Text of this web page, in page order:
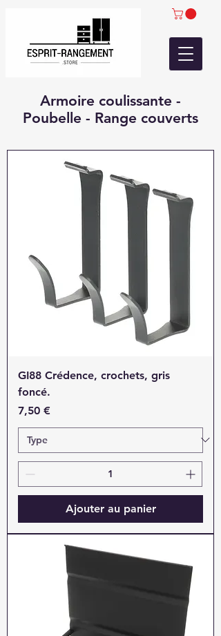
Armoire coulissante -
Poubelle - Range couverts
GI88 Crédence, crochets, gris
foncé.
Prix
7,50 €
Ajouter au panier